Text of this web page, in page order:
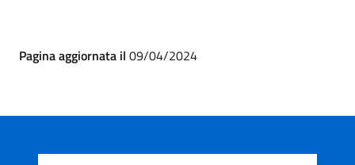
Pagina aggiornata il 09/04/2024